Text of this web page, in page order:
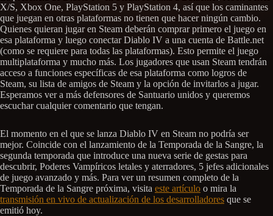
X/S, Xbox One, PlayStation 5 y PlayStation 4, así que los caminantes
que juegan en otras plataformas no tienen que hacer ningún cambio.
Quienes quieran jugar en Steam deberán comprar primero el juego en
esa plataforma y luego conectar Diablo IV a una cuenta de Battle.net
(como se requiere para todas las plataformas). Esto permite el juego
multiplataforma y mucho más. Los jugadores que usan Steam tendrán
acceso a funciones específicas de esa plataforma como logros de
Steam, su lista de amigos de Steam y la opción de invitarlos a jugar.
Esperamos ver a más defensores de Santuario unidos y queremos
escuchar cualquier comentario que tengan.
El momento en el que se lanza Diablo IV en Steam no podría ser
mejor. Coincide con el lanzamiento de la Temporada de la Sangre, la
segunda temporada que introduce una nueva serie de gestas para
descubrir, Poderes Vampíricos letales y aterradores, 5 jefes adicionales
de juego avanzado y más. Para ver un resumen completo de la
Temporada de la Sangre próxima, visita este artículo o mira la
transmisión en vivo de actualización de los desarrolladores que se
emitió hoy.